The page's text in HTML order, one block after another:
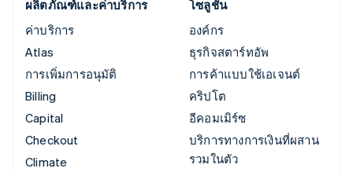
ผลิตภัณฑ์และค่าบริการ
ค่าบริการ
Atlas
การเพิ่มการอนุมัติ
Billing
Capital
Checkout
Climate
โซลูชัน
องค์กร
ธุรกิจสตาร์ทอัพ
การค้าแบบใช้เอเจนต์
คริปโต
อีคอมเมิร์ซ
บริการทางการเงินที่ผสาน
รวมในตัว